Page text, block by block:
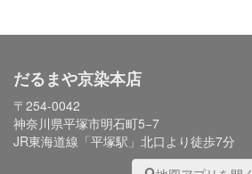
だるまや京染本店
〒254-0042
神奈川県平塚市明石町5−7
JR東海道線「平塚駅」北口より徒歩7分